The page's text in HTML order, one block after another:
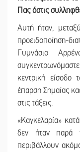
Πας όστις
Αυτή ήταν,
προειδοποίηση-
Γυμνάσιο
κεντρική
έπαρση Σημαίας
στις τάξεις.
«Καγκελαρία»
δεν ήταν παρά
περιβάλλουν